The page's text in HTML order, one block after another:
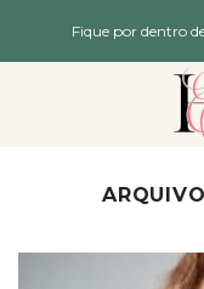
Fique por dentro